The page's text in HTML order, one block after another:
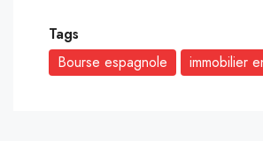
Tags
Bourse espagnole
immobilier